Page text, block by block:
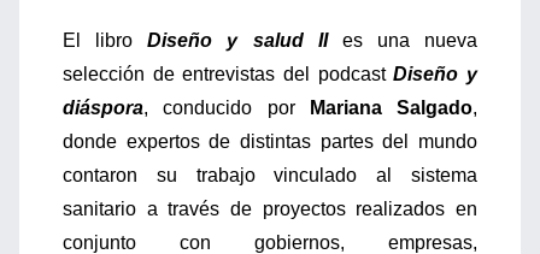
El libroDiseño y salud II es una nueva
selección de entrevistas del podcastDiseño y
diáspora, conducido por Mariana Salgado,
donde expertos de distintas partes del mundo
contaron su trabajo vinculado al sistema
sanitario a través de proyectos realizados en
conjunto con gobiernos, empresas,